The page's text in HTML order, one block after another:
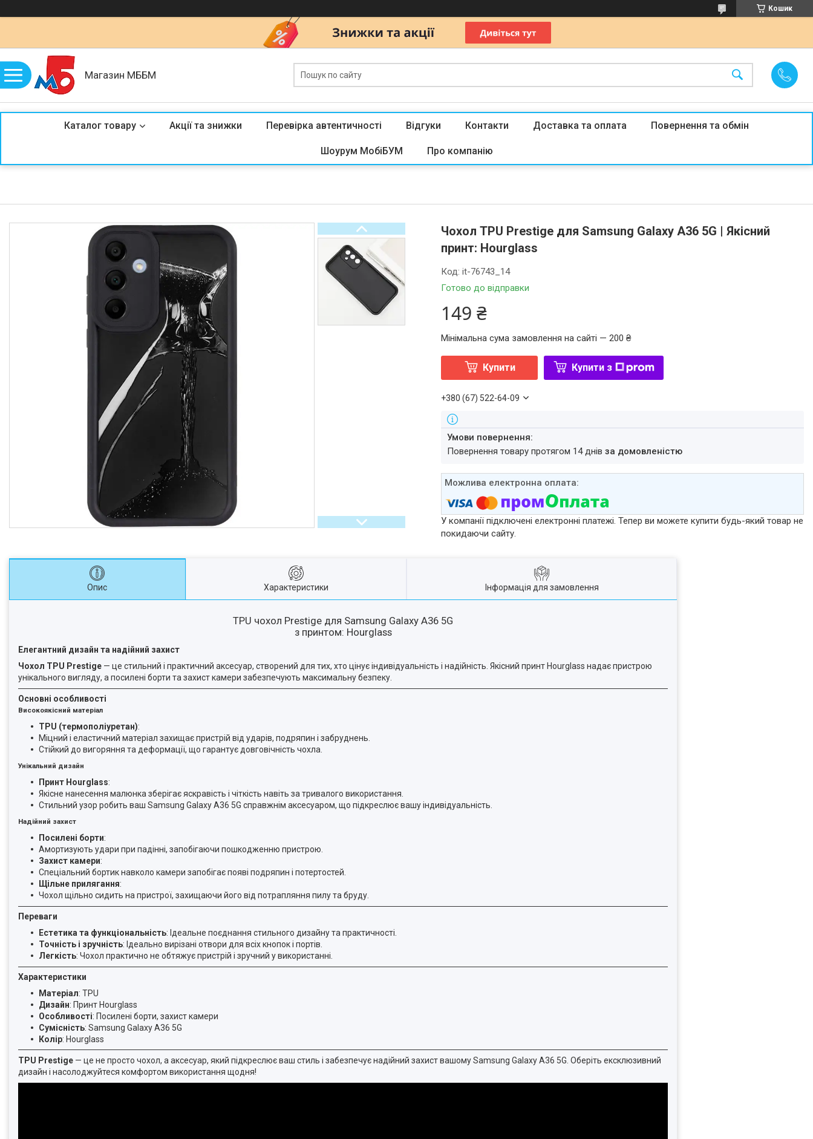
Кошик
Магазин МББМ
Каталог товару Акції та знижки Перевірка автентичності Відгуки Контакти Доставка та оплата Повернення та обмін
Шоурум МобіБУМ Про компанію
Чохол TPU Prestige для Samsung Galaxy A36 5G | Якісний
принт: Hourglass
Готово до відправки
Код:it-76743_14
149 ₴
Мінімальна сума замовлення на сайті — 200 ₴
Купити Купити з
+380 (67) 522-64-09
повернення товару протягом 14 днівза домовленістю
У компанії підключені електронні платежі. Тепер ви можете купити будь-який товар не
покидаючи сайту.
Опис Характеристики Інформація для замовлення
TPU чохол Prestige для Samsung Galaxy A36 5G
з принтом: Hourglass
Елегантний дизайн та надійний захист
Чохол TPU Prestige — це стильний і практичний аксесуар, створений для тих, хто цінує індивідуальність і надійність. Якісний принт Hourglass надає пристрою
унікального вигляду, а посилені борти та захист камери забезпечують максимальну безпеку.
Основні особливості
Високоякісний матеріал
TPU (термополіуретан):
Міцний і еластичний матеріал захищає пристрій від ударів, подряпин і забруднень.
Стійкий до вигоряння та деформації, що гарантує довговічність чохла.
Унікальний дизайн
Принт Hourglass:
Якісне нанесення малюнка зберігає яскравість і чіткість навіть за тривалого використання.
Стильний узор робить ваш Samsung Galaxy A36 5G справжнім аксесуаром, що підкреслює вашу індивідуальність.
Надійний захист
Посилені борти:
Амортизують удари при падінні, запобігаючи пошкодженню пристрою.
Захист камери:
Спеціальний бортик навколо камери запобігає появі подряпин і потертостей.
Щільне прилягання:
Чохол щільно сидить на пристрої, захищаючи його від потрапляння пилу та бруду.
Переваги
Естетика та функціональність: Ідеальне поєднання стильного дизайну та практичності.
Точність і зручність: Ідеально вирізані отвори для всіх кнопок і портів.
Легкість: Чохол практично не обтяжує пристрій і зручний у використанні.
Характеристики
Матеріал: TPU
Дизайн: Принт Hourglass
Особливості: Посилені борти, захист камери
Сумісність: Samsung Galaxy A36 5G
Колір: Hourglass
TPU Prestige — це не просто чохол, а аксесуар, який підкреслює ваш стиль і забезпечує надійний захист вашому Samsung Galaxy A36 5G. Оберіть ексклюзивний
дизайн і насолоджуйтеся комфортом використання щодня!